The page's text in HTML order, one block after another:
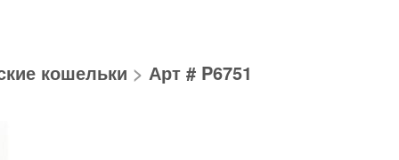
кошельки > Арт # P6751